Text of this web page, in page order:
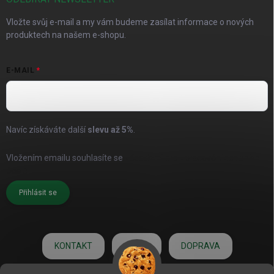
Vložte svůj e-mail a my vám budeme zasílat informace o nových
produktech na našem e-shopu.
E-MAIL
Navíc získáváte další slevu až5%
Vložením emailu souhlasíte se
Přihlásit se
KONTAKT O NÁS DOPRAVA